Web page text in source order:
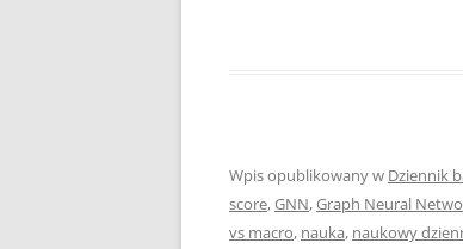
Wpis opublikowany w Dziennik
score,GNN,Graph Neural
vs macro, nauka, naukowy